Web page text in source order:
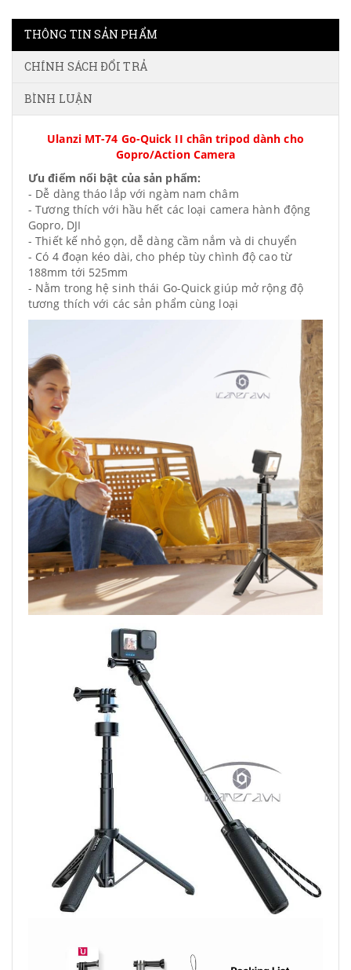
THÔNG TIN SẢN PHẨM
CHÍNH SÁCH ĐỔI TRẢ
BÌNH LUẬN
Ulanzi MT-74 Go-Quick II chân tripod dành cho
Gopro/Action Camera
Ưu điểm nổi bật của sản phẩm:
- Dễ dàng tháo lắp với ngàm nam châm
- Tương thích với hầu hết các loại camera hành động
Gopro, DJI
- Thiết kế nhỏ gọn, dễ dàng cầm nắm và di chuyển
- Có 4 đoạn kéo dài, cho phép tùy chình độ cao từ
188mm tới 525mm
- Nằm trong hệ sinh thái Go-Quick giúp mở rộng độ
tương thích với các sản phẩm cùng loại